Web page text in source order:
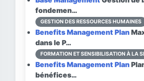
fondemen…
GESTION DES RESSOURCES HUMAINES
Benefits Management Plan
dans le P…
FORMATION ET SENSIBILISATION À LA
Benefits Management Plan
bénéfices…